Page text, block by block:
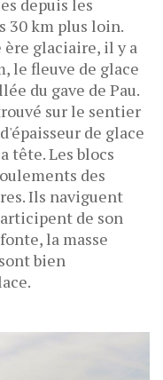
depuis les
30 km plus loin.
glaciaire, il y a
le fleuve de glace
du gave de Pau.
sur le sentier
de glace
tête. Les blocs
des
Ils naviguent
de son
la masse
bien